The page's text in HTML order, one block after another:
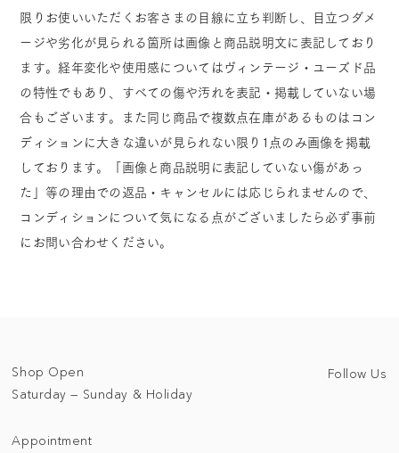
限りお使いいただくお客さまの目線に立ち判断し、目立つダメ
ージや劣化が見られる箇所は画像と商品説明文に表記しており
ます。経年変化や使用感についてはヴィンテージ・ユーズド品
の特性でもあり、すべての傷や汚れを表記・掲載していない場
合もございます。また同じ商品で複数点在庫があるものはコン
ディションに大きな違いが見られない限り1点のみ画像を掲載
しております。「画像と商品説明に表記していない傷があっ
た」等の理由での返品・キャンセルには応じられませんので、
コンディションについて気になる点がございましたら必ず事前
にお問い合わせください。
Shop Open
Saturday — Sunday & Holiday
Appointment
Follow Us